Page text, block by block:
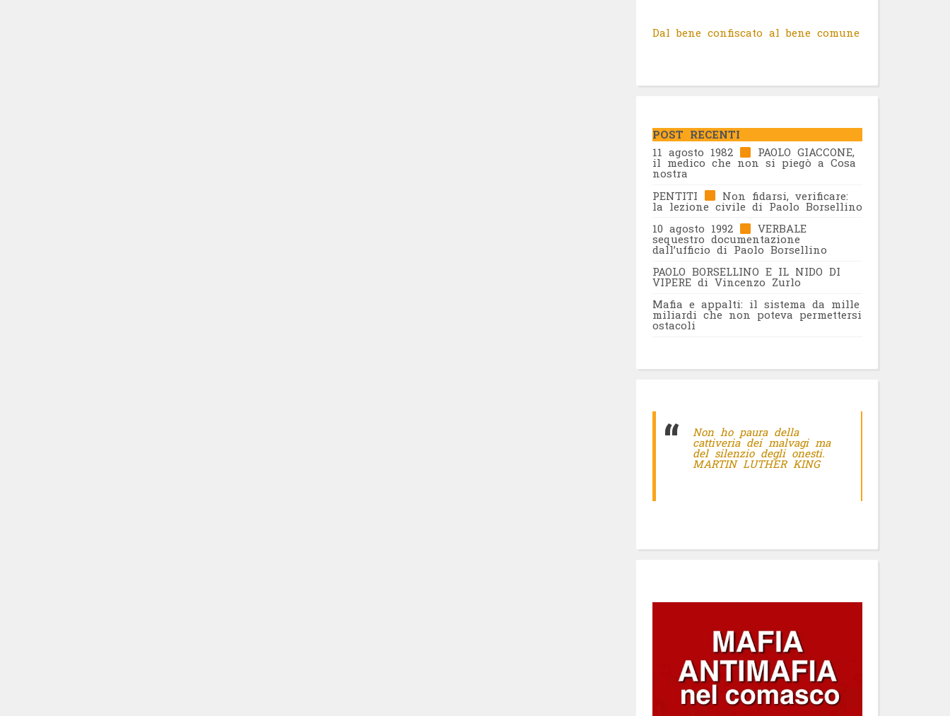
Dal bene confiscato al bene comune
POST RECENTI
11 agosto 1982
PAOLO GIACCONE,
il medico che non si piegò a Cosa
nostra
PENTITI
Non fidarsi, verificare:
la lezione civile di Paolo Borsellino
10 agosto 1992
VERBALE
sequestro documentazione
dall’ufficio di Paolo Borsellino
PAOLO BORSELLINO E IL NIDO DI
VIPERE di Vincenzo Zurlo
Mafia e appalti: il sistema da mille
miliardi che non poteva permettersi
ostacoli
Non ho paura della
cattiveria dei malvagi ma
del silenzio degli onesti.
MARTIN LUTHER KING